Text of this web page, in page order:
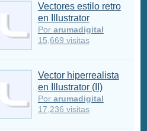
Vectores estilo retro
en Illustrator
Por arumadigital
15,669 visitas
Vector hiperrealista
en Illustrator (II)
Por arumadigital
17,236 visitas